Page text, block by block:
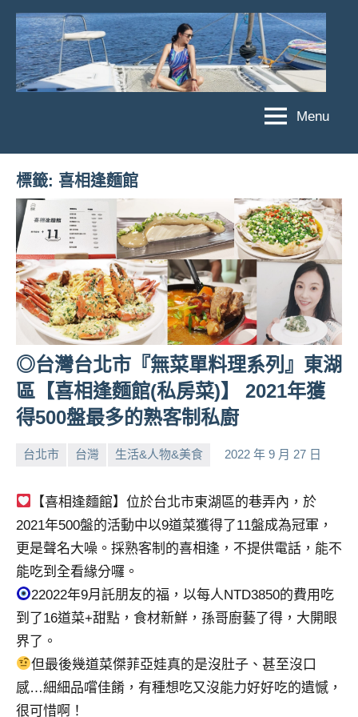
Skip
content
菲
亞
娃
JEFFIA
FANG
亞
娃
粉
絲
團、
主
題
遊、
達
人
帶
路、
遊
來
賓、
News
金
探
節
目
班
底、
外
Menu
標籤: 喜相逢麵館
◎台灣台北市『無菜單料理系列』東湖
區【喜相逢麵館(私房菜)】 2021年獲
得500盤最多的熟客制私廚
台北市 台灣 生活&人物&美食 2022 年 9 月 27 日
小
No
【喜相逢麵館】位於台北市東湖區的巷弄內，於
2021年500盤的活動中以9道菜獲得了11盤成為冠軍，
更是聲名大噪。採熟客制的喜相逢，不提供電話，能不
能吃到全看緣分囉。
22022年9月託朋友的福，以每人NTD3850的費用吃
到了16道菜+甜點，食材新鮮，孫哥廚藝了得，大開眼
界了。
但最後幾道菜傑菲亞娃真的是沒肚子、甚至沒口
感…細細品嚐佳餚，有種想吃又沒能力好好吃的遺憾，
很可惜啊！